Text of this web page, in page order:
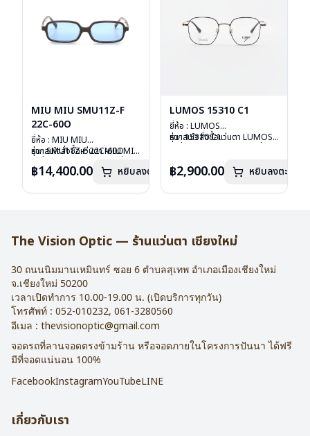
MIU MIU SMU11Z-F
22C-60O
ยี่ห้อ : MIU MIU
รุ่น : SMU11Z-F 22C-60O
เลนส์ : กันแดดสีฟ้า
น้ำหนัก : 24 กรัม
หากสนใจสั่งชื้อแว่นตา MIU MIU
ลงไว้กรุณาติดต่อเรา
คลิก
฿14,400.00 หยิบลงตะกร้า
LUMOS 15310 C1
ยี่ห้อ : LUMOS
รุ่น : 15310 C1
บานพับ : ไม่มีสปริง
อุปกรณ์ : กล่องแว่น , ผ้าเช็ดแว่น
หากสนใจสั่งชื้อแว่นตา LUMOS
฿2,900.00 หยิบลงตะกร้า
The Vision Optic — ร้านแว่นตา เชียงใหม่
30 ถนนนิมมานเหมินทร์ ซอย 6 ตำบลสุเทพ อำเภอเมืองเชียงใหม่
จ.เชียงใหม่ 50200
เวลาเปิดทำการ 10.00-19.00 น. (เปิดบริการทุกวัน)
โทรศัพท์ : 052-010232, 061-3280560
อีเมล : thevisionoptic@gmail.com
จอดรถที่ลานจอดตรงข้ามร้าน หรือจอดภายในโครงการปันนา ได้ฟรี
มีที่จอดแน่นอน 100%
FacebookInstagramYouTubeLINE
เกี่ยวกับเรา